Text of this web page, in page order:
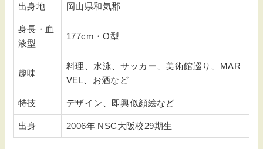
出身地 岡山県和気郡
身長・血
液型
177cm・O型
趣味
料理、水泳、サッカー、美術館巡り、MAR
VEL、お酒など
特技 デザイン、即興似顔絵など
出身 2006年 NSC大阪校29期生